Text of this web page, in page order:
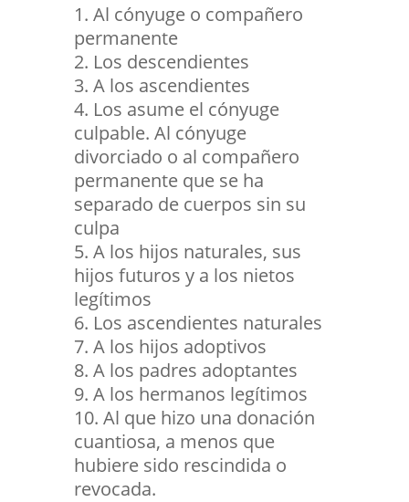
Al cónyuge o compañero
permanente
Los descendientes
A los ascendientes
Los asume el cónyuge
culpable. Al cónyuge
divorciado o al compañero
permanente que se ha
separado de cuerpos sin su
culpa
A los hijos naturales, sus
hijos futuros y a los nietos
legítimos
Los ascendientes naturales
A los hijos adoptivos
A los padres adoptantes
A los hermanos legítimos
Al que hizo una donación
cuantiosa, a menos que
hubiere sido rescindida o
revocada.